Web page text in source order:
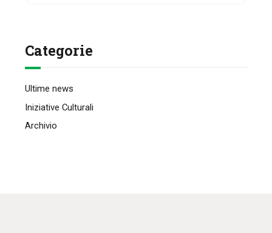
Categorie
Ultime news
Iniziative Culturali
Archivio